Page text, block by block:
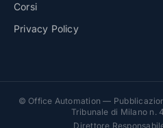
Corsi
Privacy Policy
© Office Automation —
Tribunale di Milano n.
Direttore